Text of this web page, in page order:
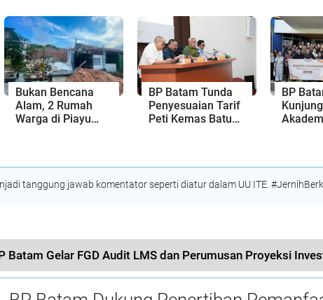
Siap Kerja Era
Digital
Sepak Bola Kepri
Panbil
PLN
Bukan Bencana
Alam, 2 Rumah
Warga di Piayu
BP Batam Tunda
Penyesuaian Tarif
Peti Kemas Batu
BP
tanggung jawab komentator seperti diatur dalam UU ITE.
Batam Gelar FGD Audit LMS dan Perumusan Proyeksi